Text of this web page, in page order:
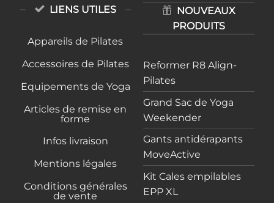
LIENS UTILES
Appareils de Pilates
Accessoires de Pilates
Equipements de Yoga
Articles de remise en
forme
Infos livraison
Mentions légales
Conditions générales
de vente
NOUVEAUX
PRODUITS
Reformer R8 Align-
Pilates
Grand Sac de Yoga
Weekender
Gants antidérapants
MoveActive
Kit Cales empilables
EPP XL